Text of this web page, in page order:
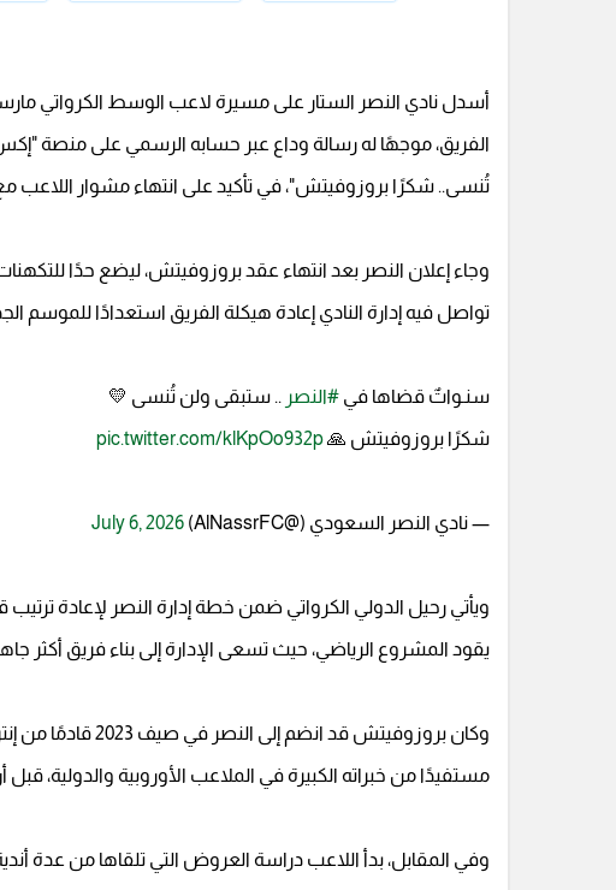
أسدل نادي النصر الستار على مسيرة لاعب الوسط الكرواتي
الفريق، موجهًا له رسالة وداع عبر حسابه الرسمي على منصة
تُنسى.. شكرًا بروزوفيتش"، في تأكيد على انتهاء مشوار اللاعب
وجاء إعلان النصر بعد انتهاء عقد بروزوفيتش، ليضع حدًا
تواصل فيه إدارة النادي إعادة هيكلة الفريق استعدادًا للموسم
سنـواتٌ قضاها في #النصر .. ستبقى ولن تُنسى 💛
شكرًا بروزوفيتش 🙏pic.twitter.com/klKpOo932p
— نادي النصر السعودي (@AlNassrFC) July 6, 2026
ويأتي رحيل الدولي الكرواتي ضمن خطة إدارة النصر لإعادة ترتيب
يقود المشروع الرياضي، حيث تسعى الإدارة إلى بناء فريق أكثر
وكان بروزوفيتش قد
مستفيدًا من خبراته الكبيرة في الملاعب الأوروبية والدولية، قبل
وفي المقابل، بدأ اللاعب دراسة العروض التي تلقاها من عدة